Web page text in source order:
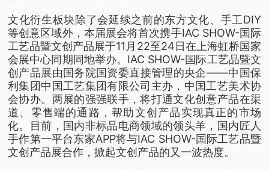
文化衍生板块除了会延续之前的东方文化、手工DIY
等创意区域外，本届展会将首次携手IAC SHOW-国际
工艺品暨文创产品展于11月22至24日在上海虹桥国家
会展中心同期同地举办。IAC SHOW-国际工艺品暨文
创产品展由国务院国资委直接管理的央企——中国保
利集团中国工艺集团有限公司主办，中国工艺美术协
会协办。两展的强强联手，将打通文化创意产品在渠
道、零售端的通路，帮助文创产品实现真正的市场
化。目前，国内非标品电商领域的领头羊，国内匠人
手作第一平台东家APP将与IAC SHOW-国际工艺品暨
文创产品展合作，掀起文创产品的又一波热度。